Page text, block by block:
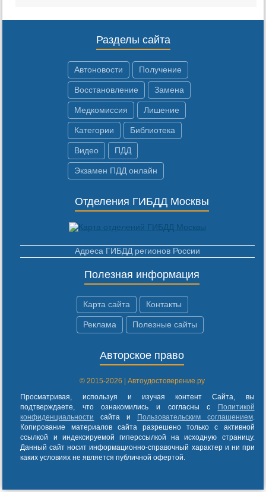
Разделы сайта
Автоновости Получение
Восстановление Замена
Медкомиссия Лишение
Категории Библиотека
Видео ПДД
Экзамен ПДД онлайн
Отделения ГИБДД Москвы
Адреса ГИБДД регионов России
Полезная информация
Карта сайта Контакты
Реклама Полезные сайты
Авторское право
© 2015-2026 | Автоудостоверение.ру
Просматривая, используя и изучая контент Сайта, вы
подтверждаете, что ознакомились и согласны с
Политикой
конфиденциальности
сайта и Пользовательским соглашением.
Копирование материалов сайта разрешено только с активной
ссылкой и индексируемой гиперссылкой на исходную страницу.
Данный сайт носит информационно-справочный характер и ни при
каких условиях не является публичной офертой.